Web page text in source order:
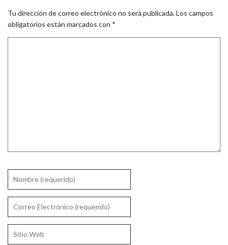
Tu dirección de correo electrónico no será publicada.Los campos
obligatorios están marcados con *